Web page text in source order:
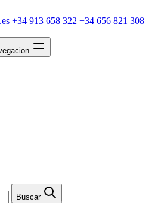
+34 913 658 322 +34 656 821 308
Buscar